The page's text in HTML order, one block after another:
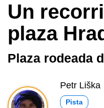
Un
plaza
Plaza rodeada
Petr Liška
Pista